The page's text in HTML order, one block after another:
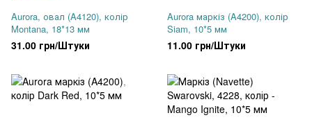
Aurora, овал (A4120), колір
Montana, 18*13 мм
31.00 грн/Штуки
Aurora маркіз (A4200), колір
Siam, 10*5 мм
11.00 грн/Штуки